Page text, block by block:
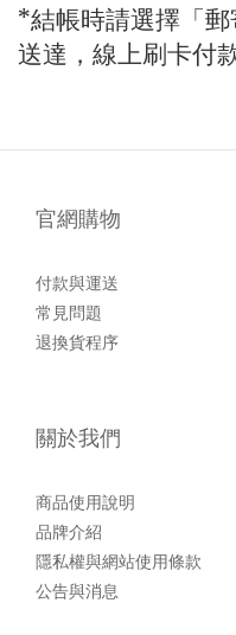
*結帳時請選擇「
送達，線上刷卡付
官網購物
付款與運送
常見問題
退換貨程序
關於我們
商品使用說明
品牌介紹
隱私權與網站使用條款
公告與消息